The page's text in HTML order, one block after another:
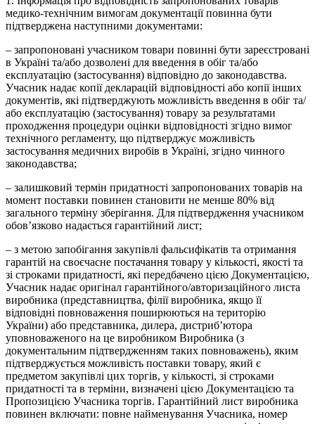
медико-технічним вимогам документації повинна бути
підтверджена наступними документами:
– запропоновані учасником товари повинні бути зареєстровані
в Україні та/або дозволені для введення в обіг та/або
експлуатацію (застосування) відповідно до законодавства.
Учасник надає копії декларацій відповідності або копії інших
документів, які підтверджують можливість введення в обіг та/
або експлуатацію (застосування) товару за результатами
проходження процедури оцінки відповідності згідно вимог
технічного регламенту, що підтверджує можливість
застосування медичних виробів в Україні, згідно чинного
законодавства;
– залишковий термін придатності запропонованих товарів на
момент поставки повинен становити не менше 80% від
загального терміну зберігання. Для підтвердження учасником
обов’язково надається гарантійний лист;
– з метою запобігання закупівлі фальсифікатів та отримання
гарантій на своєчасне постачання товару у кількості, якості та
зі строками придатності, які передбачено цією Документацією,
Учасник надає оригінал гарантійного/авторизаційного листа
виробника (представництва, філії виробника, якщо її
відповідні повноваження поширюються на територію
України) або представника, дилера, дистриб’ютора
уповноваженого на це виробником Виробника (з
документальним підтвердженням таких повноважень), яким
підтверджується можливість поставки товару, який є
предметом закупівлі цих торгів, у кількості, зі строками
придатності та в терміни, визначені цією Документацією та
Пропозицією Учасника торгів. Гарантійний лист виробника
повинен включати: повне найменування Учасника, номер